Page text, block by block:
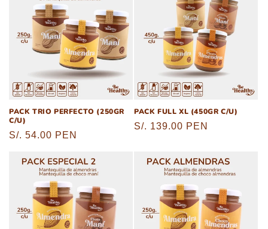
PACK TRIO PERFECTO (250GR
C/U)
Precio
S/. 54.00 PEN
PACK FULL XL (450GR C/U)
Precio
S/. 139.00 PEN